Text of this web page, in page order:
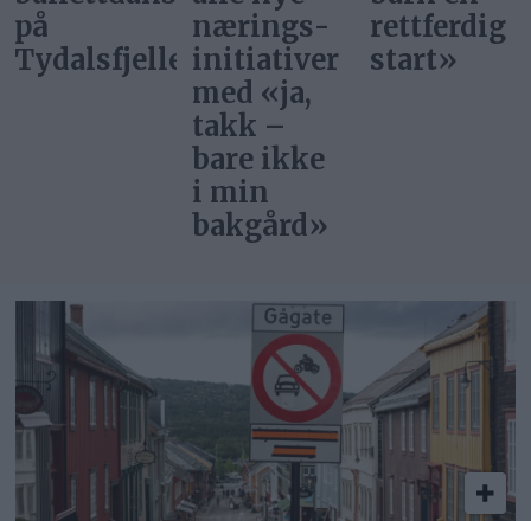
nærings­
initiativer
rettferdig
start»
bor i
Norge?